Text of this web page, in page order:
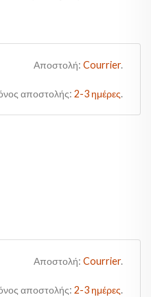
Αποστολή: Courrier.
αποστολής: 2-3 ημέρες.
Αποστολή: Courrier.
αποστολής: 2-3 ημέρες.